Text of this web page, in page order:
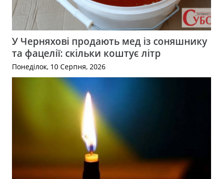
У Черняхові продають мед із соняшнику
та фацелії: скільки коштує літр
Понеділок, 10 Серпня, 2026